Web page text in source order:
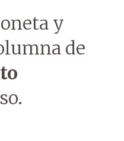
y
de